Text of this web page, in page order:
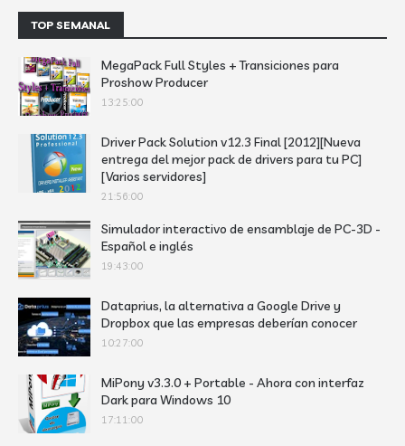
TOP SEMANAL
MegaPack Full Styles + Transiciones para
Proshow Producer
13:25:00
Driver Pack Solution v12.3 Final [2012][Nueva
entrega del mejor pack de drivers para tu PC]
[Varios servidores]
21:56:00
Simulador interactivo de ensamblaje de PC-3D -
Español e inglés
19:43:00
Dataprius, la alternativa a Google Drive y
Dropbox que las empresas deberían conocer
10:27:00
MiPony v3.3.0 + Portable - Ahora con interfaz
Dark para Windows 10
17:11:00